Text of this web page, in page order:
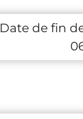
Date de fin